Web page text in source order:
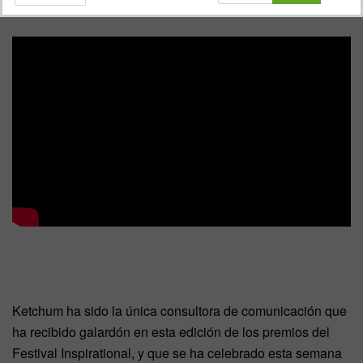
Ketchum ha sido la única consultora de comunicación que
ha recibido galardón en esta edición de los premios del
Festival Inspirational, y que se ha celebrado esta semana